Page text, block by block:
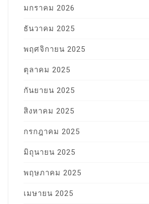
มกราคม 2026
ธันวาคม 2025
พฤศจิกายน 2025
ตุลาคม 2025
กันยายน 2025
สิงหาคม 2025
กรกฎาคม 2025
มิถุนายน 2025
พฤษภาคม 2025
เมษายน 2025